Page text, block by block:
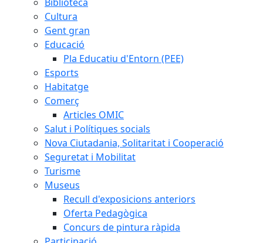
Cultura
Gent gran
Educació
Pla Educatiu d'Entorn (PEE)
Esports
Habitatge
Comerç
Articles OMIC
Salut i Polítiques socials
Nova Ciutadania, Solitaritat i Cooperació
Seguretat i Mobilitat
Turisme
Museus
Recull d'exposicions anteriors
Oferta Pedagògica
Concurs de pintura ràpida